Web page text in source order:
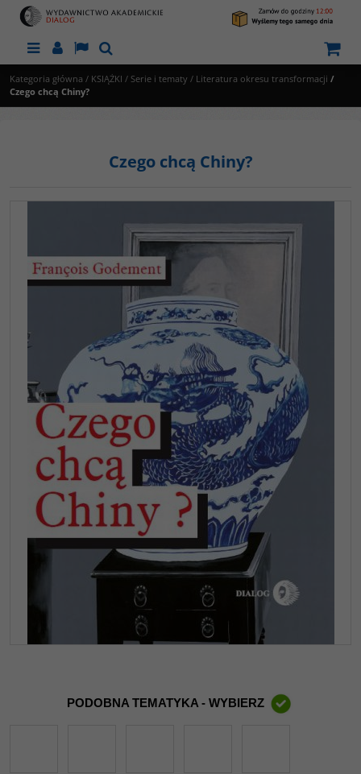
MenuPanelLangSzukaj
Kategoria główna / KSIĄŻKI / Serie i tematy / Literatura okresu transformacji /
Czego chcą Chiny?
Czego chcą Chiny?
PODOBNA TEMATYKA - WYBIERZ